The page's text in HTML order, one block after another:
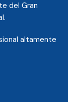
del Gran
altamente